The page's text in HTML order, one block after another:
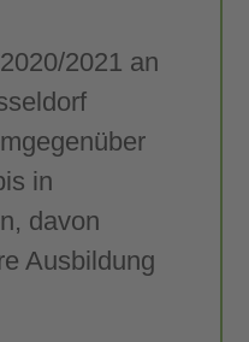
2021 an
in
davon
Ausbildung